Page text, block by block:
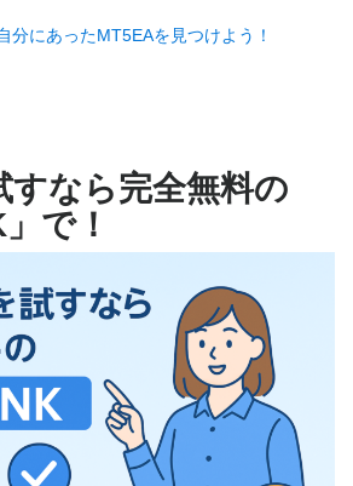
分にあったMT5EAを見つけよう！
すなら完全無料の
で！